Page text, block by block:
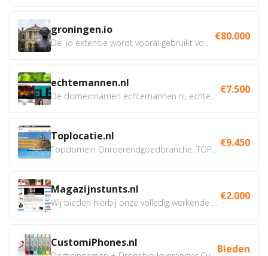
groningen.io €80.000
echtemannen.nl €7.500
Toplocatie.nl €9.450
Magazijnstunts.nl €2.000
CustomiPhones.nl Bieden